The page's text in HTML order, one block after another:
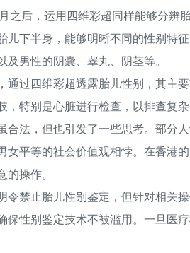
后，运用四维彩超同样能够分辨
儿下半身，能够明晰不同的性别特
男性的阴囊、睾丸、阴茎等。
通过四维彩超透露胎儿性别，其主
，特别是心脏进行检查，以排查复
法，但也引发了一些思考。部分人
女平等的社会价值观相悖。在香港
的操作。
禁止胎儿性别鉴定，但针对相关操
保性别鉴定技术不被滥用。一旦医